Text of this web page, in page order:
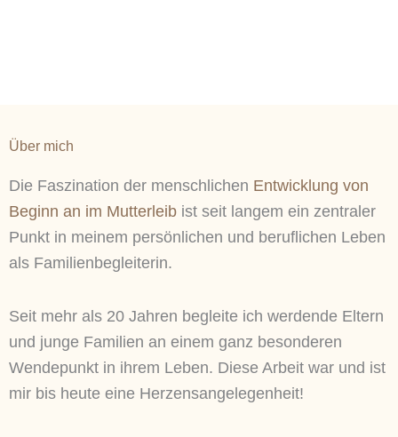
Über mich
Die Faszination der menschlichen Entwicklung von
Beginn an im Mutterleib ist seit langem ein zentraler
Punkt in meinem persönlichen und beruflichen Leben
als Familienbegleiterin.
Seit mehr als 20 Jahren begleite ich werdende Eltern
und junge Familien an einem ganz besonderen
Wendepunkt in ihrem Leben. Diese Arbeit war und ist
mir bis heute eine Herzensangelegenheit!